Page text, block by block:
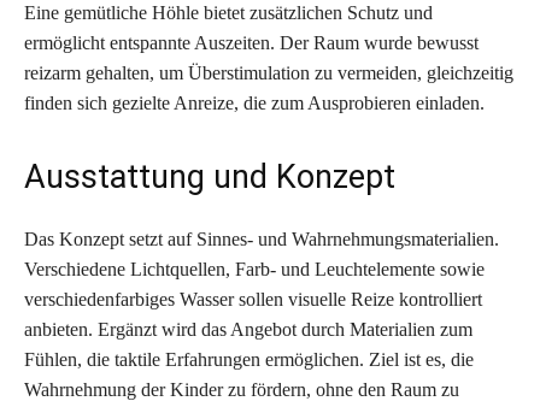
Eine gemütliche Höhle bietet zusätzlichen Schutz und
ermöglicht entspannte Auszeiten. Der Raum wurde bewusst
reizarm gehalten, um Überstimulation zu vermeiden, gleichzeitig
finden sich gezielte Anreize, die zum Ausprobieren einladen.
Ausstattung und Konzept
Das Konzept setzt auf Sinnes- und Wahrnehmungsmaterialien.
Verschiedene Lichtquellen, Farb- und Leuchtelemente sowie
verschiedenfarbiges Wasser sollen visuelle Reize kontrolliert
anbieten. Ergänzt wird das Angebot durch Materialien zum
Fühlen, die taktile Erfahrungen ermöglichen. Ziel ist es, die
Wahrnehmung der Kinder zu fördern, ohne den Raum zu